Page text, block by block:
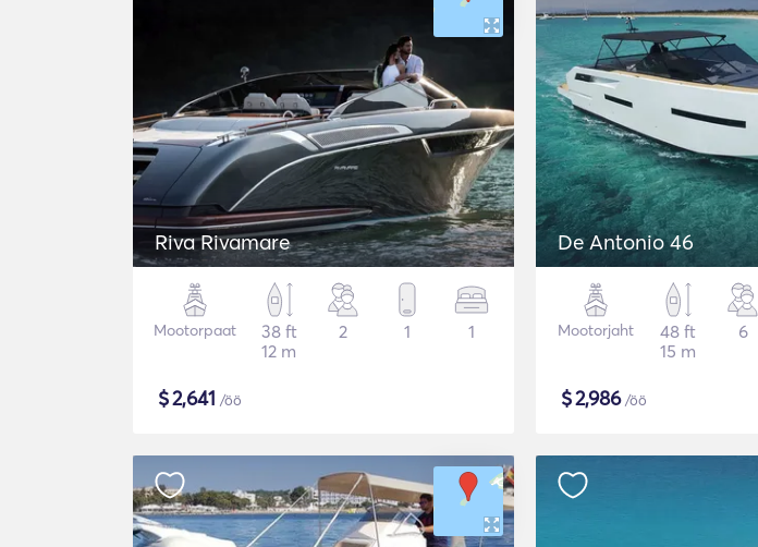
Riva Rivamare
Mootorpaat
38 ft
12 m
2 1 1
$2,641 /öö
De Antonio 46
Mootorjaht
48 ft
15 m
6
$2,986/öö